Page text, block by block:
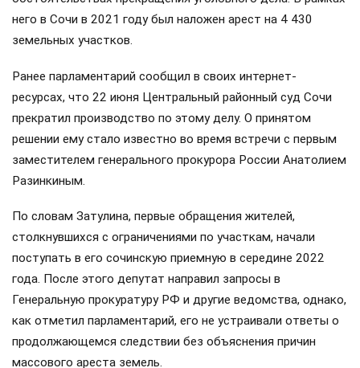
него в Сочи в 2021 году был наложен арест на 4 430
земельных участков.
Ранее парламентарий сообщил в своих интернет-
ресурсах, что 22 июня Центральный районный суд Сочи
прекратил производство по этому делу. О принятом
решении ему стало известно во время встречи с первым
заместителем генерального прокурора России Анатолием
Разинкиным.
По словам Затулина, первые обращения жителей,
столкнувшихся с ограничениями по участкам, начали
поступать в его сочинскую приемную в середине 2022
года. После этого депутат направил запросы в
Генеральную прокуратуру РФ и другие ведомства, однако,
как отметил парламентарий, его не устраивали ответы о
продолжающемся следствии без объяснения причин
массового ареста земель.